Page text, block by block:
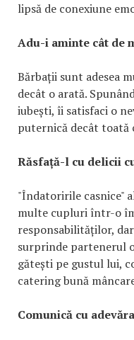
lipsă de conexiune
Adu-i aminte cât de
Bărbații sunt adesea
decât o arată.
iubești, îi satisfaci o
puternică decât toată
Răsfață-l cu delicii
"Îndatoririle casnice"
multe cupluri într-o
responsabilităților,
surprinde partenerul
gătești pe gustul lui,
catering bună
Comunică cu